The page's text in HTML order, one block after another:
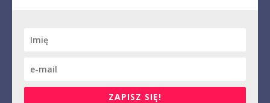
ZAPISZ SIĘ!